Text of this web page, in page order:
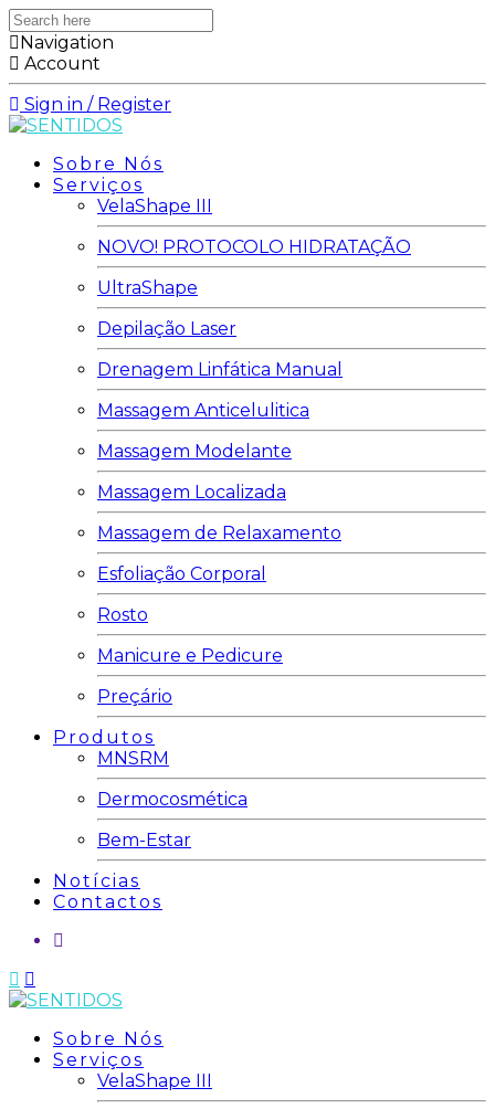
Search
here
Navigation
Account
Sign in / Register
Sobre Nós
Serviços
VelaShape III
NOVO! PROTOCOLO HIDRATAÇÃO
UltraShape
Depilação Laser
Drenagem Linfática Manual
Massagem Anticelulitica
Massagem Modelante
Massagem Localizada
Massagem de Relaxamento
Esfoliação Corporal
Rosto
Manicure e Pedicure
Preçário
Produtos
MNSRM
Dermocosmética
Bem-Estar
Notícias
Contactos
Sobre Nós
Serviços
VelaShape III